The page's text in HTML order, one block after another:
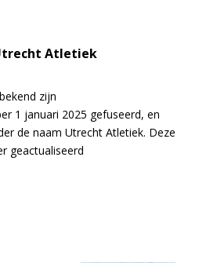
Atletiek
zijn
1 januari 2025 gefuseerd, en
de naam Utrecht Atletiek. Deze
geactualiseerd